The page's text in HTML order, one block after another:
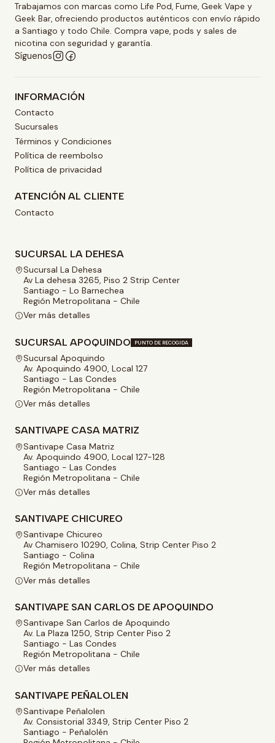
Trabajamos con marcas como Life Pod, Fume, Geek Vape y
Geek Bar, ofreciendo productos auténticos con envío rápido
a Santiago y todo Chile. Compra vape, pods y sales de
nicotina con seguridad y garantía.
Síguenos
INFORMACIÓN
Contacto
Sucursales
Términos y Condiciones
Política de reembolso
Política de privacidad
ATENCIÓN AL CLIENTE
Contacto
SUCURSAL LA DEHESA
Sucursal La Dehesa
Av La dehesa 3265, Piso 2 Strip Center
Santiago - Lo Barnechea
Región Metropolitana - Chile
Ver más detalles
SUCURSAL APOQUINDO PUNTO DE RECOGIDA
Sucursal Apoquindo
Av. Apoquindo 4900, Local 127
Santiago - Las Condes
Región Metropolitana - Chile
Ver más detalles
SANTIVAPE CASA MATRIZ
Santivape Casa Matriz
Av. Apoquindo 4900, Local 127-128
Santiago - Las Condes
Región Metropolitana - Chile
Ver más detalles
SANTIVAPE CHICUREO
Santivape Chicureo
Av Chamisero 10290, Colina, Strip Center Piso 2
Santiago - Colina
Región Metropolitana - Chile
Ver más detalles
SANTIVAPE SAN CARLOS DE APOQUINDO
Santivape San Carlos de Apoquindo
Av. La Plaza 1250, Strip Center Piso 2
Santiago - Las Condes
Región Metropolitana - Chile
Ver más detalles
SANTIVAPE PEÑALOLEN
Santivape Peñalolen
Av. Consistorial 3349, Strip Center Piso 2
Santiago - Peñalolén